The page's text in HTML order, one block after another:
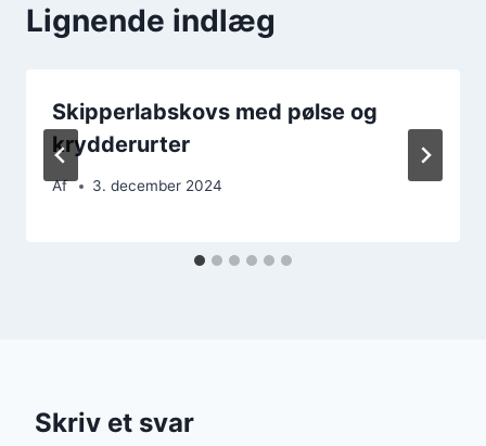
Lignende indlæg
Skipperlabskovs med pølse og
krydderurter
Af 3. december 2024
Skriv et svar